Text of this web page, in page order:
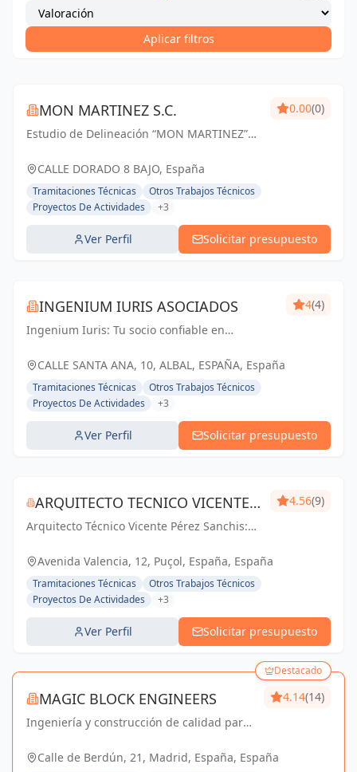
Aplicar filtros
MON MARTINEZ S.C.
Estudio de Delineación “MON MARTINEZ”
de 25 años de experiencia. Entendemos
nuestro trabajo, como parte importante de
un trabajo...
0.00(0)
CALLE DORADO 8 BAJO, España
Tramitaciones Técnicas
Otros Trabajos Técnicos
Proyectos De Actividades
+3
Ver Perfil Solicitar presupuesto
INGENIUM IURIS ASOCIADOS
Ingenium Iuris: Tu socio confiable en
Soluciones profesionales para proyectos
4(4)
CALLE SANTA ANA, 10, ALBAL, ESPAÑA, España
Tramitaciones Técnicas
Otros Trabajos Técnicos
Proyectos De Actividades
+3
Ver Perfil Solicitar presupuesto
ARQUITECTO TECNICO VICENTE
PÉREZ SANCHIS
Arquitecto Técnico Vicente Pérez Sanchis:
transformando ideas en realidad.
4.56(9)
Avenida Valencia, 12, Puçol, España, España
Tramitaciones Técnicas
Otros Trabajos Técnicos
Proyectos De Actividades
+3
Ver Perfil Solicitar presupuesto
Destacado
MAGIC BLOCK ENGINEERS
Ingeniería y construcción de calidad para
Nueva.
4.14(14)
Calle de Berdún, 21, Madrid, España, España